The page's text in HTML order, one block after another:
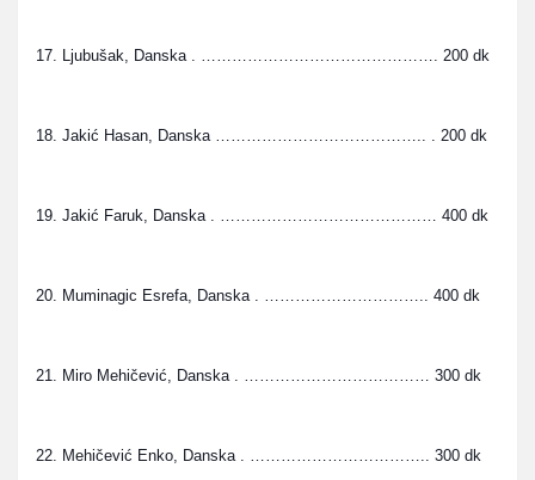
17. Ljubušak, Danska . ………………………………………. 200 dk
18. Jakić Hasan, Danska ………………………………….. . 200 dk
19. Jakić Faruk, Danska . …………………………………… 400 dk
20. Muminagic Esrefa, Danska . ………………………….. 400 dk
21. Miro Mehičević, Danska . ……………………………… 300 dk
22. Mehičević Enko, Danska . …………………………….. 300 dk